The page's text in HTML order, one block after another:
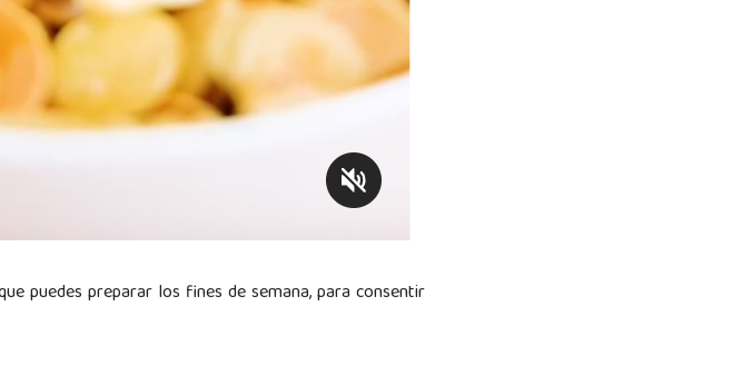
puedes preparar los fines de semana, para consentir